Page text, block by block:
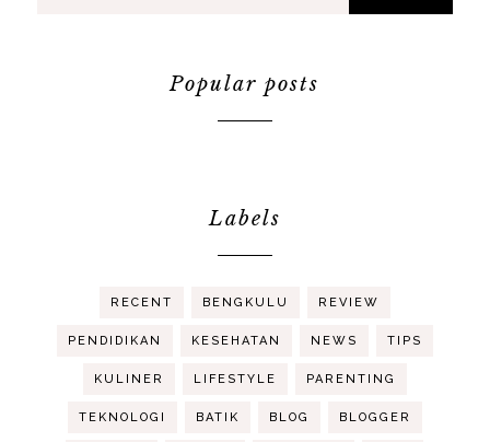
Popular posts
Labels
RECENT BENGKULU REVIEW
PENDIDIKAN KESEHATAN NEWS TIPS
KULINER LIFESTYLE PARENTING
TEKNOLOGI BATIK BLOG BLOGGER